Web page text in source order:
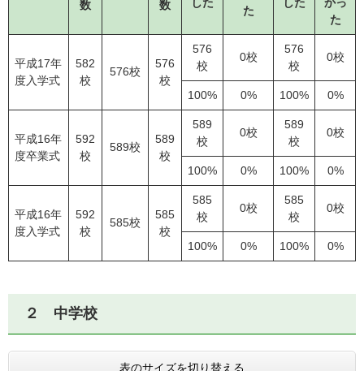
数
数
した
た
した
かっ
た
平成17年
度入学式
582
校
576校
576
校
576
校
0校
576
校
0校
100% 0% 100% 0%
平成16年
度卒業式
592
校
589校
589
校
589
校
0校
589
校
0校
100% 0% 100% 0%
平成16年
度入学式
592
校
585校
585
校
585
校
0校
585
校
0校
100% 0% 100% 0%
２ 中学校
表のサイズを切り替える